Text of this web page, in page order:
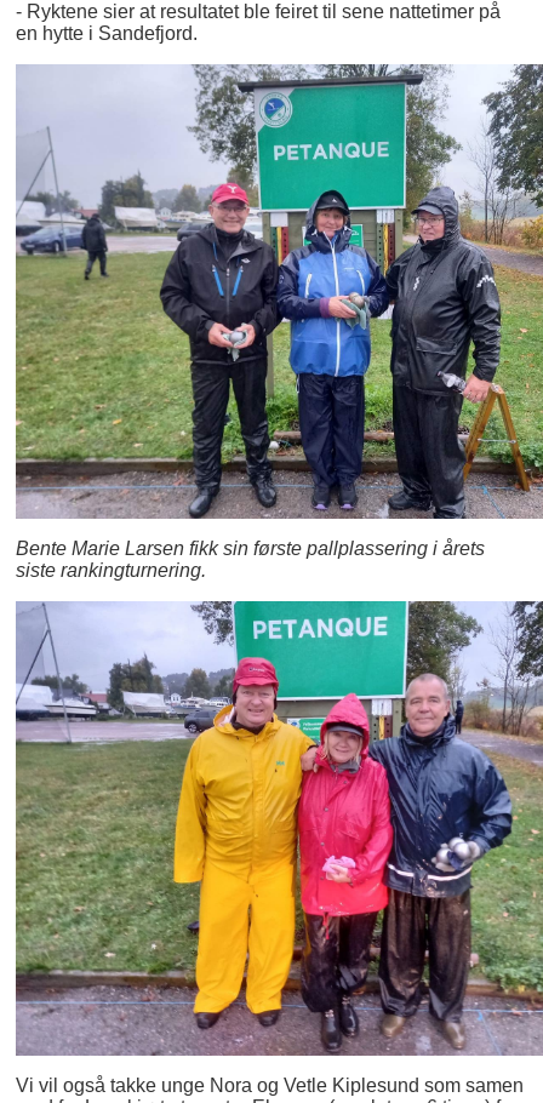
- Ryktene sier at resultatet ble feiret til sene nattetimer på
en hytte i Sandefjord.
Bente Marie Larsen fikk sin første pallplassering i årets
siste rankingturnering.
Vi vil også takke unge Nora og Vetle Kiplesund som samen